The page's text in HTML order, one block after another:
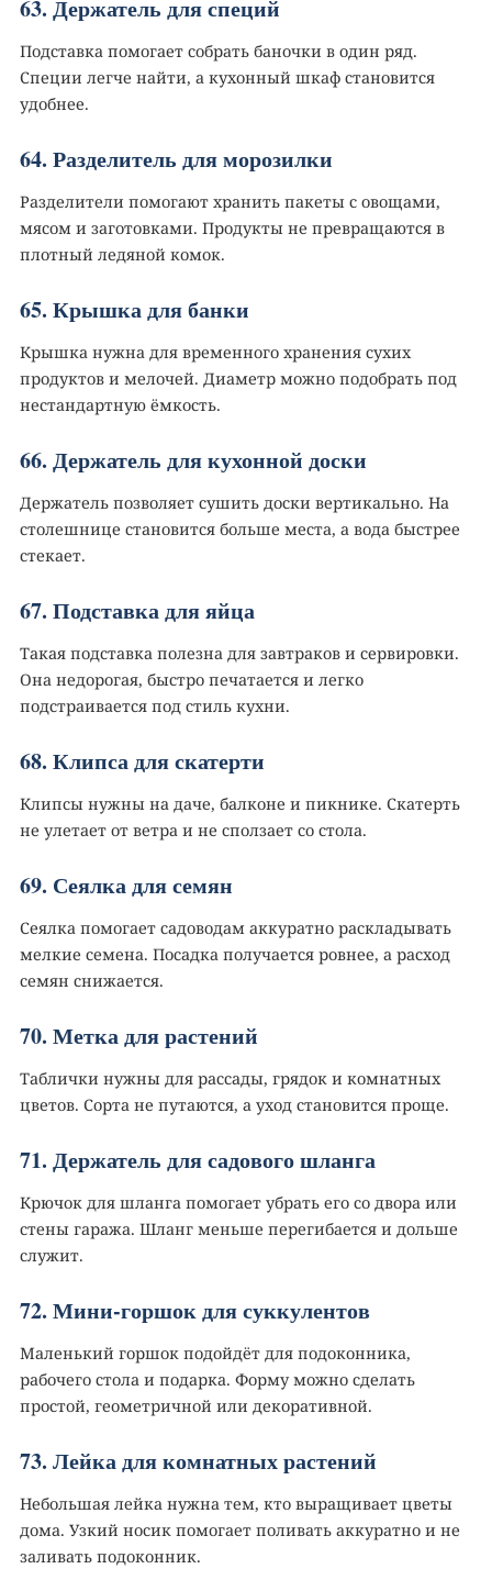
63. Держатель для специй
Подставка помогает собрать баночки в один ряд.
Специи легче найти, а кухонный шкаф становится
удобнее.
64. Разделитель для морозилки
Разделители помогают хранить пакеты с овощами,
мясом и заготовками. Продукты не превращаются в
плотный ледяной комок.
65. Крышка для банки
Крышка нужна для временного хранения сухих
продуктов и мелочей. Диаметр можно подобрать под
нестандартную ёмкость.
66. Держатель для кухонной доски
Держатель позволяет сушить доски вертикально. На
столешнице становится больше места, а вода быстрее
стекает.
67. Подставка для яйца
Такая подставка полезна для завтраков и сервировки.
Она недорогая, быстро печатается и легко
подстраивается под стиль кухни.
68. Клипса для скатерти️
Клипсы нужны на даче, балконе и пикнике. Скатерть
не улетает от ветра и не сползает со стола.
69. Сеялка для семян
Сеялка помогает садоводам аккуратно раскладывать
мелкие семена. Посадка получается ровнее, а расход
семян снижается.
70. Метка для растений
Таблички нужны для рассады, грядок и комнатных
цветов. Сорта не путаются, а уход становится проще.
71. Держатель для садового шланга
Крючок для шланга помогает убрать его со двора или
стены гаража. Шланг меньше перегибается и дольше
служит.
72. Мини-горшок для суккулентов
Маленький горшок подойдёт для подоконника,
рабочего стола и подарка. Форму можно сделать
простой, геометричной или декоративной.
73. Лейка для комнатных растений
Небольшая лейка нужна тем, кто выращивает цветы
дома. Узкий носик помогает поливать аккуратно и не
заливать подоконник.